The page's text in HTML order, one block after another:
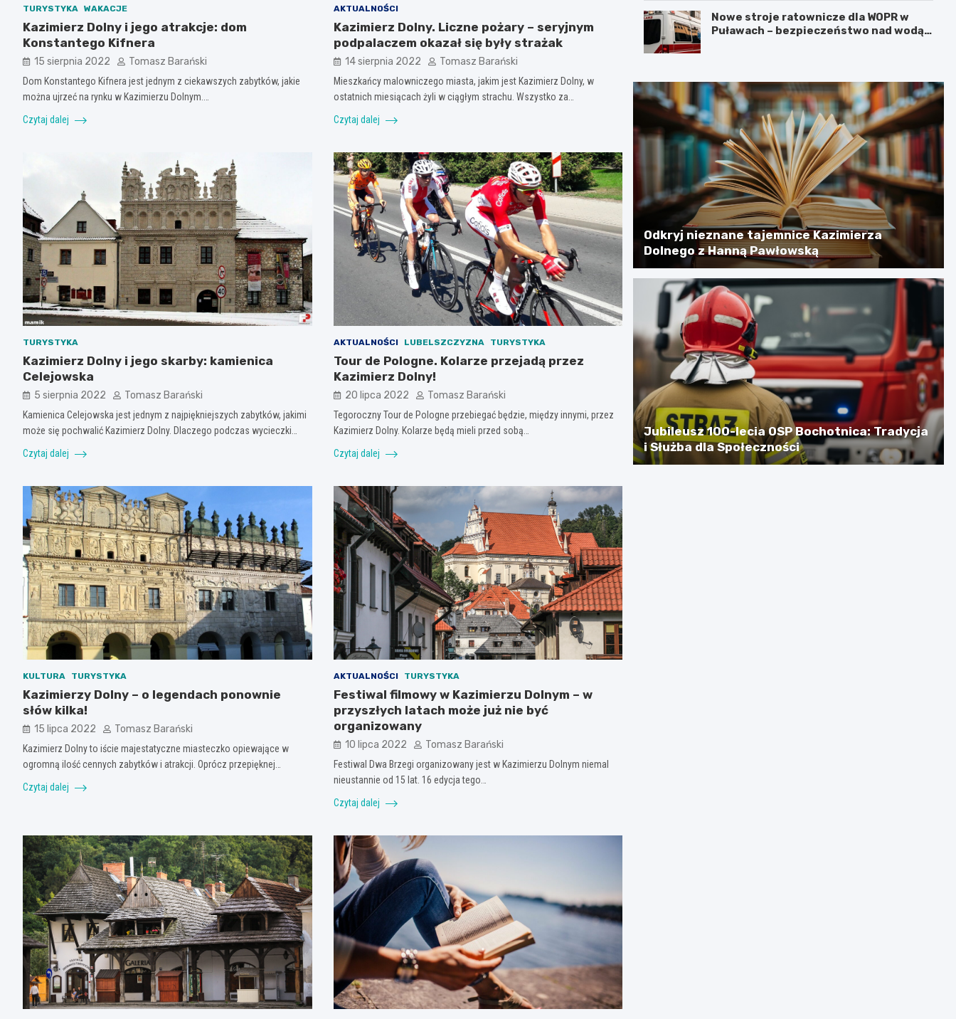
TURYSTYKA WAKACJE
Kazimierz Dolny i jego atrakcje: dom
Konstantego Kifnera
15 sierpnia 2022 Tomasz Barański
Dom Konstantego Kifnera jest jednym z ciekawszych zabytków, jakie
można ujrzeć na rynku w Kazimierzu Dolnym.…
Czytaj dalej
AKTUALNOŚCI
Kazimierz Dolny. Liczne pożary – seryjnym
podpalaczem okazał się były strażak
14 sierpnia 2022 Tomasz Barański
Mieszkańcy malowniczego miasta, jakim jest Kazimierz Dolny, w
ostatnich miesiącach żyli w ciągłym strachu. Wszystko za…
Czytaj dalej
TURYSTYKA
Kazimierz Dolny i jego skarby: kamienica
Celejowska
5 sierpnia 2022 Tomasz Barański
Kamienica Celejowska jest jednym z najpiękniejszych zabytków, jakimi
może się pochwalić Kazimierz Dolny. Dlaczego podczas wycieczki…
Czytaj dalej
AKTUALNOŚCI LUBELSZCZYZNA TURYSTYKA
Tour de Pologne. Kolarze przejadą przez
Kazimierz Dolny!
20 lipca 2022 Tomasz Barański
Tegoroczny Tour de Pologne przebiegać będzie, między innymi, przez
Kazimierz Dolny. Kolarze będą mieli przed sobą…
Czytaj dalej
KULTURA TURYSTYKA
Kazimierzy Dolny – o legendach ponownie
słów kilka!
15 lipca 2022 Tomasz Barański
Kazimierz Dolny to iście majestatyczne miasteczko opiewające w
ogromną ilość cennych zabytków i atrakcji. Oprócz przepięknej…
Czytaj dalej
AKTUALNOŚCI TURYSTYKA
Festiwal filmowy w Kazimierzu Dolnym – w
przyszłych latach może już nie być
organizowany
10 lipca 2022 Tomasz Barański
Festiwal Dwa Brzegi organizowany jest w Kazimierzu Dolnym niemal
nieustannie od 15 lat. 16 edycja tego…
Czytaj dalej
Nowe stroje ratownicze dla WOPR w
Puławach – bezpieczeństwo nad wodą
Odkryj nieznane tajemnice Kazimierza
Dolnego z Hanną Pawłowską
Jubileusz 100-lecia OSP Bochotnica: Tradycja
i Służba dla Społeczności